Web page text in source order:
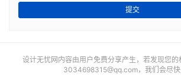
提交
设计无忧网内容由用户免费分享产生，若发现您的
3034698315@qq.com，我们会尽快